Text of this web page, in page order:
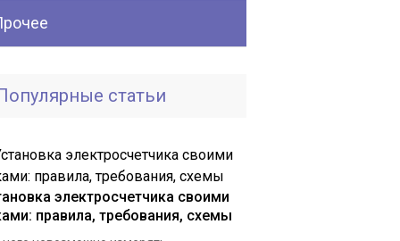
статьи
электросчетчика своими
правила, требования, схемы